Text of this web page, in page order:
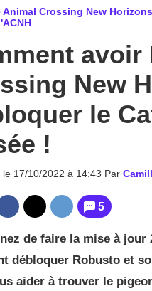
Animal Crossing New
avoir
New
le
!
le 17/10/2022 à 14:43 Par
5
de faire la mise à
débloquer Robusto et
aider à trouver le